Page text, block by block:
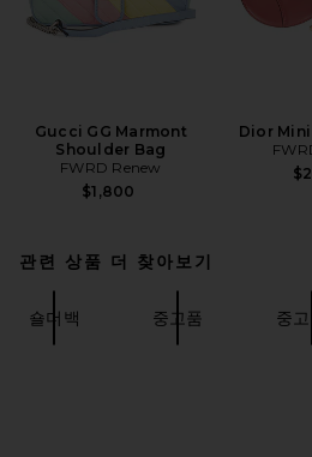
Gucci GG Marmont
Shoulder Bag
FWRD Renew
$1,800
Dior
관련 상품 더 찾아보기
숄더백 중고품 중